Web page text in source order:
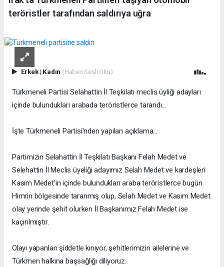
teröristler tarafından saldırıya uğra
Erkek| Kadın (Haberi Sesli Oku)
Türkmeneli Partisi Selahattin İl Teşkilatı meclis üyliği adayları
içinde bulundukları arabada teröristlerce tarandı...
İşte Türkmeneli Partisi'nden yapılan açıklama...
Partimizin Selahattin İl Teşkilatı Başkanı Felah Medet ve
Selehattin İl Meclis üyeliği adayımız Selah Medet ve kardeşleri
Kasım Medet‘in içinde bulundukları araba teröristlerce bugün
Himrin bölgesinde taranmış olup, Selah Medet ve Kasım Medet
olay yerinde şehit olurken İl Başkanımız Felah Medet ise
kaçırılmıştır.
Olayı yapanları şiddetle kınıyor, şehitlerimizin ailelerine ve
Türkmen halkına başsağlığı diliyoruz.